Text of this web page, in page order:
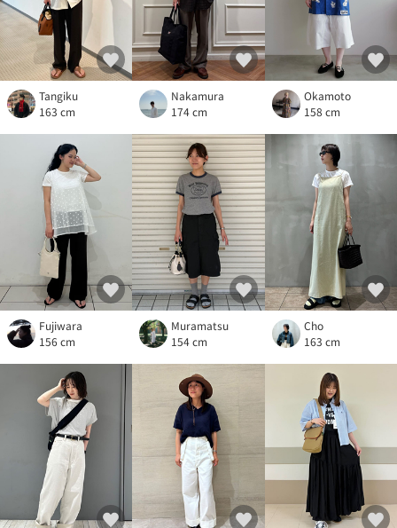
Tangiku
163 cm
Nakamura
174 cm
Okamoto
158 cm
Fujiwara
156 cm
Muramatsu
154 cm
Cho
163 cm